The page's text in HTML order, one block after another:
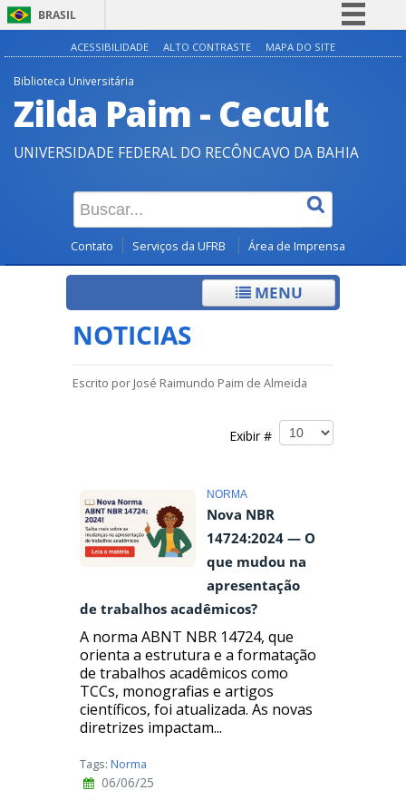
BRASIL
Simplifique!
Participe
Acesso à informação
Legislação
Canais
ACESSIBILIDADE ALTO CONTRASTE MAPA DO SITE
Biblioteca Universitária
Zilda Paim - Cecult
UNIVERSIDADE FEDERAL DO RECÔNCAVO DA BAHIA
Contato Serviços da UFRB Área de Imprensa
MENU
NOTICIAS
Escrito por José Raimundo Paim de Almeida
Exibir #
NORMA
Nova NBR
14724:2024 — O
que mudou na
apresentação
de trabalhos acadêmicos?
A norma ABNT NBR 14724, que
orienta a estrutura e a formatação
de trabalhos acadêmicos como
TCCs, monografias e artigos
científicos, foi atualizada. As novas
diretrizes impactam...
Tags: Norma
06/06/25